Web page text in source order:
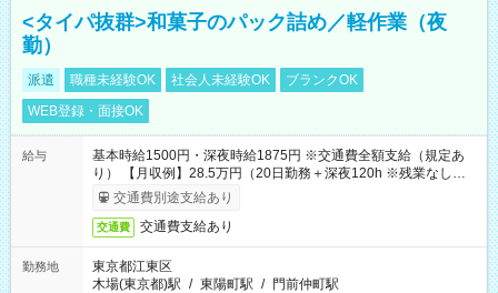
<タイパ抜群>和菓子のパック詰め／軽作業（夜
勤）
派遣 職種未経験OK 社会人未経験OK
ブランクOK
WEB登録・面接OK
給与
基本時給1500円・深夜時給1875円 ※交通費全額支給（規定あ
り） 【月収例】28.5万円（20日勤務＋深夜120h ※残業なしの場
合）交通費別途支給あり
交通費 交通費支給あり
勤務地
東京都江東区
木場(東京都)駅 / 東陽町駅 / 門前仲町駅